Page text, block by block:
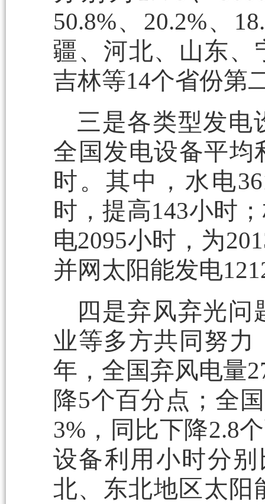
50.8%、20.2%、
疆、河北、山东、
吉林等14个省份第
三是各类型发电
全国发电设备平均
时。其中，水电
时，提高143小时
电2095小时，为
并网太阳能发电
四是弃风弃光问
业等多方共同努力
年，全国弃风电量
降5个百分点；全
3%，同比下降2.8
设备利用小时分别
北、东北地区太阳